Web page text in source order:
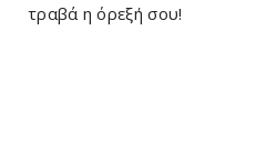
τραβά η όρεξή σου!